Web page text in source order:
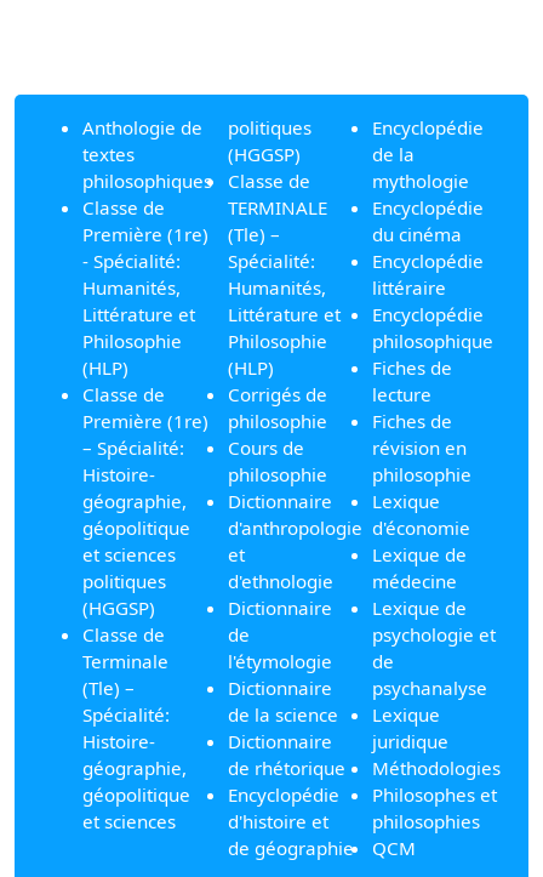
Anthologie de
textes
philosophiques
Classe de
Première (1re)
- Spécialité:
Humanités,
Littérature et
Philosophie
(HLP)
Classe de
Première (1re)
– Spécialité:
Histoire-
géographie,
géopolitique
et sciences
politiques
(HGGSP)
Classe de
Terminale
(Tle) –
Spécialité:
Histoire-
géographie,
géopolitique
et sciences
politiques
(HGGSP)
Classe de
TERMINALE
(Tle) –
Spécialité:
Humanités,
Littérature et
Philosophie
(HLP)
Corrigés de
philosophie
Cours de
philosophie
Dictionnaire
d'anthropologie
et
d'ethnologie
Dictionnaire
de
l'étymologie
Dictionnaire
de la science
Dictionnaire
de rhétorique
Encyclopédie
d'histoire et
de géographie
Encyclopédie
de la
mythologie
Encyclopédie
du cinéma
Encyclopédie
littéraire
Encyclopédie
philosophique
Fiches de
lecture
Fiches de
révision en
philosophie
Lexique
d'économie
Lexique de
médecine
Lexique de
psychologie et
de
psychanalyse
Lexique
juridique
Méthodologies
Philosophes et
philosophies
QCM